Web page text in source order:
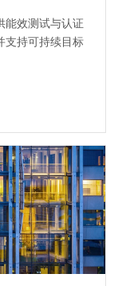
能效测试与认证
支持可持续目标